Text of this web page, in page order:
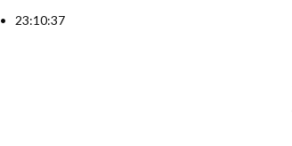
• 23:10:39